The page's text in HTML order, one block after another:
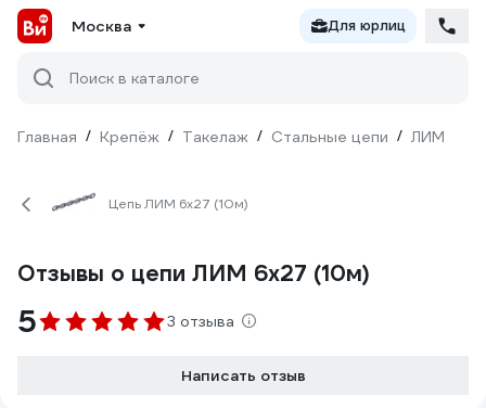
Москва Для юрлиц
Поиск в каталоге
Главная / Крепёж / Такелаж / Стальные цепи / ЛИМ
Цепь ЛИМ 6х27 (10м)
Отзывы о цепи ЛИМ 6х27 (10м)
5 3 отзыва
Написать отзыв